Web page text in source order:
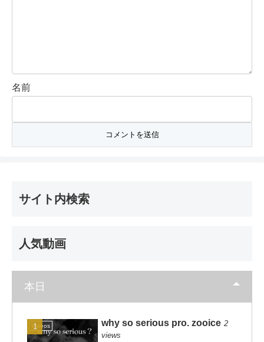
名前
サイト内検索
人気動画
本日
Videos why so serious pro. zooice 2
views